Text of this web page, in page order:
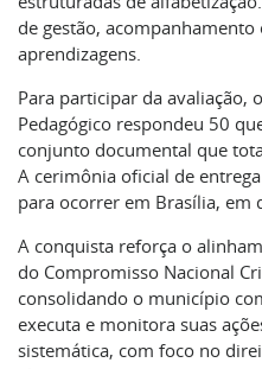
de gestão,
aprendizagens.
Para participar da avaliação,
Pedagógico respondeu 50
conjunto documental que
A cerimônia oficial de
para ocorrer em Brasília, em
A conquista reforça o
do Compromisso Nacional
consolidando o município
executa e monitora suas
sistemática, com foco no